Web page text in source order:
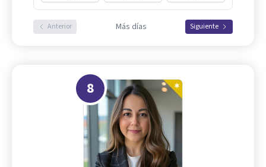
Anterior Más días Siguiente
8